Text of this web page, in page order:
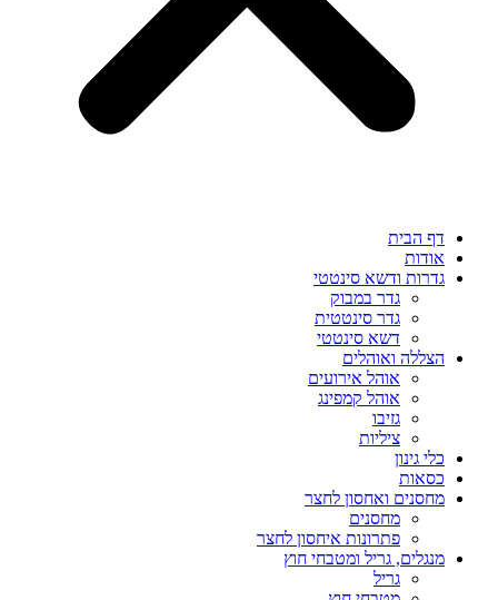
דף הבית
אודות
גדרות ודשא סינטטי
גדר במבוק
גדר סינטטית
דשא סינטטי
הצללה ואוהלים
אוהל אירועים
אוהל קמפינג
גזיבו
ציליות
כלי גינון
כסאות
מחסנים ואחסון לחצר
מחסנים
פתרונות איחסון לחצר
מנגלים, גריל ומטבחי חוץ
גריל